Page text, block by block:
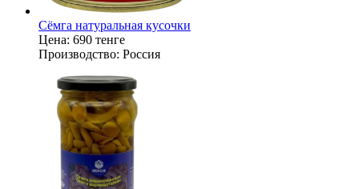
Сёмга натуральная кусочки
Цена: 690 тенге
Производство: Россия